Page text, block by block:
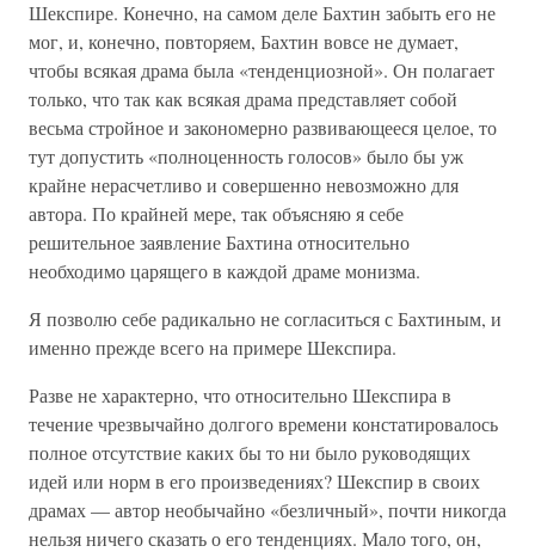
Шекспире. Конечно, на самом деле Бахтин забыть его не
мог, и, конечно, повторяем, Бахтин вовсе не думает,
чтобы всякая драма была «тенденциозной». Он полагает
только, что так как всякая драма представляет собой
весьма стройное и закономерно развивающееся целое, то
тут допустить «полноценность голосов» было бы уж
крайне нерасчетливо и совершенно невозможно для
автора. По крайней мере, так объясняю я себе
решительное заявление Бахтина относительно
необходимо царящего в каждой драме монизма.
Я позволю себе радикально не согласиться с Бахтиным, и
именно прежде всего на примере Шекспира.
Разве не характерно, что относительно Шекспира в
течение чрезвычайно долгого времени констатировалось
полное отсутствие каких бы то ни было руководящих
идей или норм в его произведениях? Шекспир в своих
драмах — автор необычайно «безличный», почти никогда
нельзя ничего сказать о его тенденциях. Мало того, он,